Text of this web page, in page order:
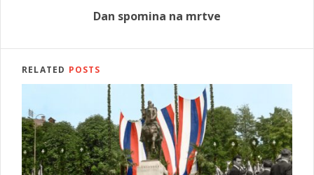
Dan spomina na mrtve
RELATED POSTS